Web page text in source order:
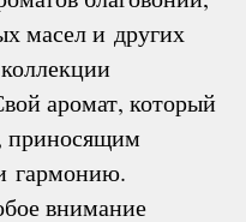
масел и других
аромат, который
приносящим
гармонию.
внимание